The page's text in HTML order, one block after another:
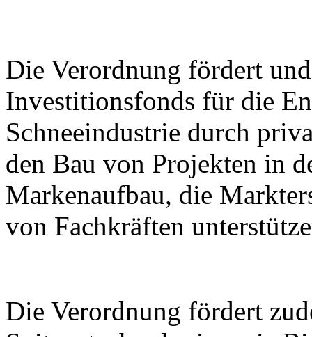
Die Verordnung fördert
Investitionsfonds für die
Schneeindustrie durch
den Bau von Projekten in
Markenaufbau, die
von Fachkräften
Die Verordnung fördert